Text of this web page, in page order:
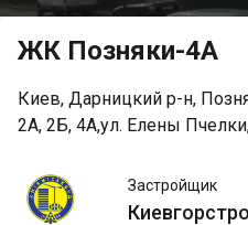
ЖК Позняки-4А
Киев, Дарницкий р-н,
2А, 2Б, 4А,ул. Елены
КиевгорстройЗастройщик